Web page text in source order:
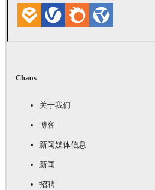
Chaos
关于我们
博客
新闻媒体信息
新闻
招聘